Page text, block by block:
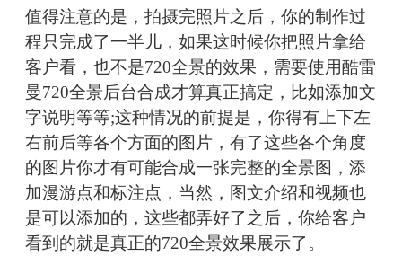
值得注意的是，拍摄完照片之后，你的制作过
程只完成了一半儿，如果这时候你把照片拿给
客户看，也不是720全景的效果，需要使用酷雷
曼720全景后台合成才算真正搞定，比如添加文
字说明等等;这种情况的前提是，你得有上下左
右前后等各个方面的图片，有了这些各个角度
的图片你才有可能合成一张完整的全景图，添
加漫游点和标注点，当然，图文介绍和视频也
是可以添加的，这些都弄好了之后，你给客户
看到的就是真正的720全景效果展示了。